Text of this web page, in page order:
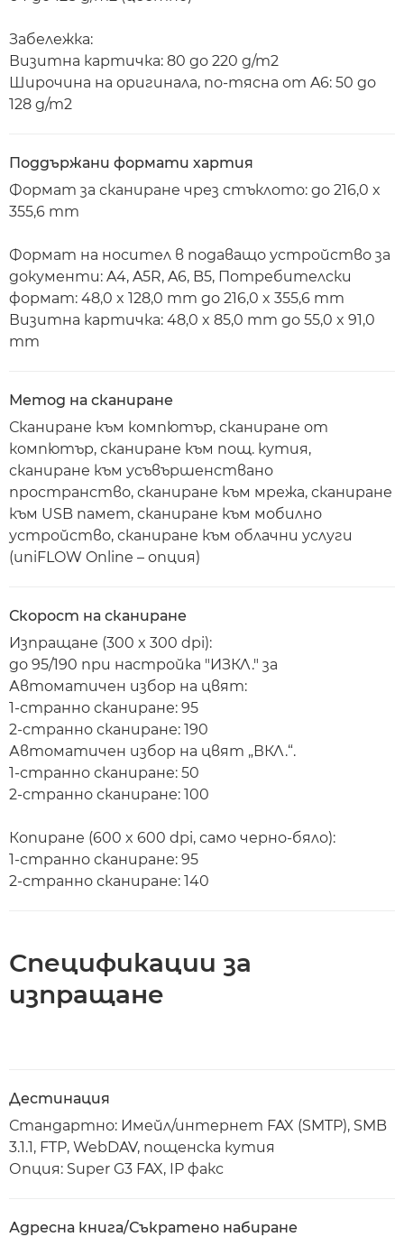
Забележка:
Визитна картичка: 80 до 220 g/m2
Широчина на оригинала, по-тясна от A6: 50 до
128 g/m2
Поддържани формати хартия
Формат за сканиране чрез стъклото: до 216,0 x
355,6 mm
Формат на носител в подаващо устройство за
документи: A4, A5R, A6, B5, Потребителски
формат: 48,0 x 128,0 mm до 216,0 x 355,6 mm
Визитна картичка: 48,0 x 85,0 mm до 55,0 x 91,0
mm
Метод на сканиране
Сканиране към компютър, сканиране от
компютър, сканиране към пощ. кутия,
сканиране към усъвършенствано
пространство, сканиране към мрежа, сканиране
към USB памет, сканиране към мобилно
устройство, сканиране към облачни услуги
(uniFLOW Online – опция)
Скорост на сканиране
Изпращане (300 x 300 dpi):
до 95/190 при настройка "ИЗКЛ." за
Автоматичен избор на цвят:
1-странно сканиране: 95
2-странно сканиране: 190
Автоматичен избор на цвят „ВКЛ.“.
1-странно сканиране: 50
2-странно сканиране: 100
Копиране (600 x 600 dpi, само черно-бяло):
1-странно сканиране: 95
2-странно сканиране: 140
Спецификации за
изпращане
Дестинация
Стандартно: Имейл/интернет FAX (SMTP), SMB
3.1.1, FTP, WebDAV, пощенска кутия
Опция: Super G3 FAX, IP факс
Адресна книга/Съкратено набиране